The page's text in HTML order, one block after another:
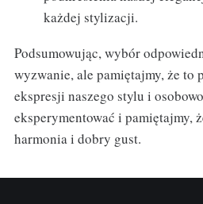
każdej stylizacji.
Podsumowując, wybór
wyzwanie, ale pamiętajmy, że to
ekspresji naszego stylu i
eksperymentować i pamiętajmy,
harmonia i dobry gust.